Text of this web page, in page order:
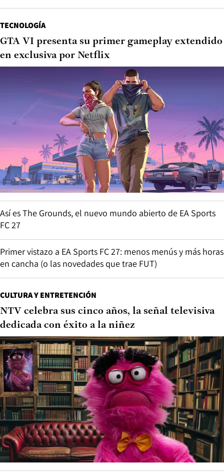
TECNOLOGÍA
GTA VI presenta su primer gameplay extendido
en exclusiva por Netflix
Así es The Grounds, el nuevo mundo abierto de EA Sports
FC 27
Primer vistazo a EA Sports FC 27: menos menús y más horas
en cancha (o las novedades que trae FUT)
CULTURA Y ENTRETENCIÓN
NTV celebra sus cinco años, la señal televisiva
dedicada con éxito a la niñez